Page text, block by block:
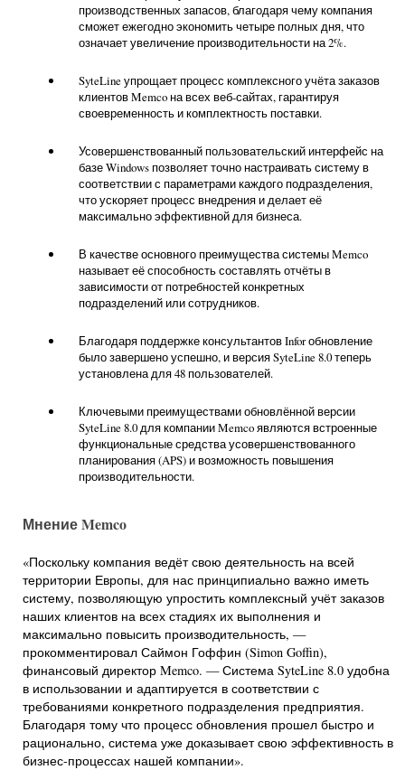
производственных запасов, благодаря чему компания
сможет ежегодно экономить четыре полных дня, что
означает увеличение производительности на 2%.
SyteLine упрощает процесс комплексного учёта заказов
клиентов Memco на всех веб-сайтах, гарантируя
своевременность и комплектность поставки.
Усовершенствованный пользовательский интерфейс на
базе Windows позволяет точно настраивать систему в
соответствии с параметрами каждого подразделения,
что ускоряет процесс внедрения и делает её
максимально эффективной для бизнеса.
В качестве основного преимущества системы Memco
называет её способность составлять отчёты в
зависимости от потребностей конкретных
подразделений или сотрудников.
Благодаря поддержке консультантов Infor обновление
было завершено успешно, и версия SyteLine 8.0 теперь
установлена для 48 пользователей.
Ключевыми преимуществами обновлённой версии
SyteLine 8.0 для компании Memco являются встроенные
функциональные средства усовершенствованного
планирования (APS) и возможность повышения
производительности.
МнениеMemco
«Поскольку компания ведёт свою деятельность на всей
территории Европы, для нас принципиально важно иметь
систему, позволяющую упростить комплексный учёт заказов
наших клиентов на всех стадиях их выполнения и
максимально повысить производительность, —
прокомментировал Саймон Гоффин (Simon Goffin),
финансовый директор Memco. — Система SyteLine 8.0 удобна
в использовании и адаптируется в соответствии с
требованиями конкретного подразделения предприятия.
Благодаря тому что процесс обновления прошел быстро и
рационально, система уже доказывает свою эффективность в
бизнес-процессах нашей компании».